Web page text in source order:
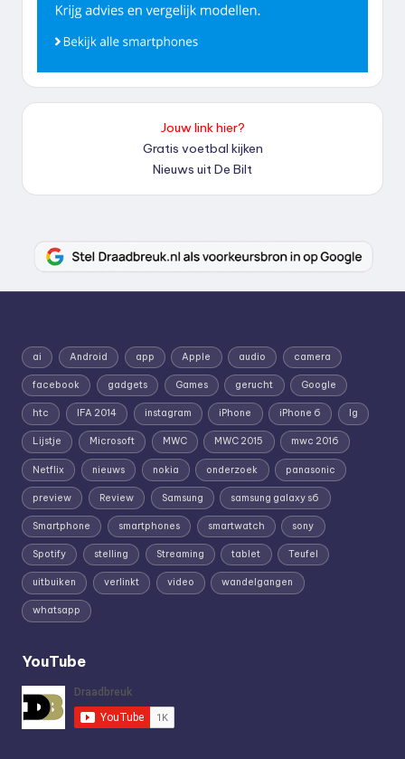
Jouw link hier?
Gratis voetbal kijken
Nieuws uit De Bilt
ai Android app Apple audio camera
facebook gadgets Games gerucht Google
htc IFA 2014 instagram iPhone iPhone 6 lg
Lijstje Microsoft MWC MWC 2015 mwc 2016
Netflix nieuws nokia onderzoek panasonic
preview Review Samsung samsung galaxy s6
Smartphone smartphones smartwatch sony
Spotify stelling Streaming tablet Teufel
uitbuiken verlinkt video wandelgangen
whatsapp
YouTube